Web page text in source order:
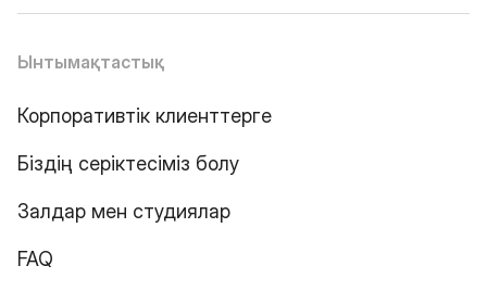
Ынтымақтастық
Корпоративтік клиенттерге
Біздің серіктесіміз болу
Залдар мен студиялар
FAQ